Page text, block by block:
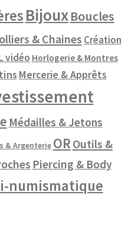
BijouxBoucles
& Chaines Création
vidéo Horlogerie & Montres
Mercerie & Apprêts
Médailles & Jetons
& Argenterie OR Outils &
Piercing & Body
numismatique